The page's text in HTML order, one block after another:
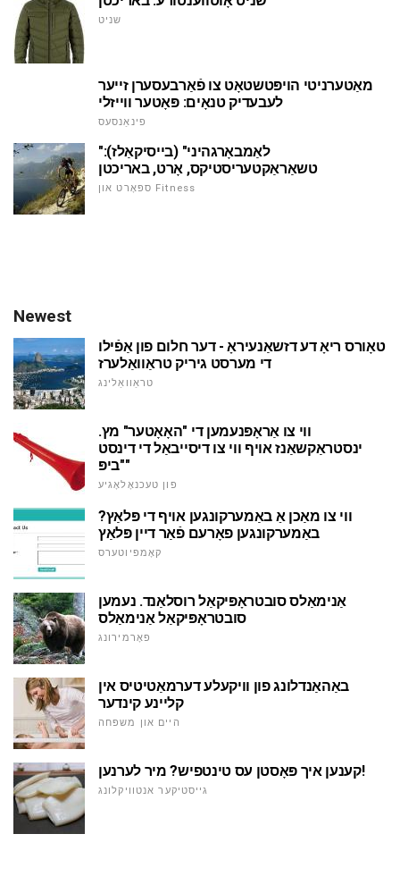
שניט
מאַטערניטי הויפּטשטאָט צו פֿאַרבעסערן זייער
לעבעדיק טנאָים: פּאָטער ווייזלי
פינאַנסעס
"לאַמבאָרגהיני" (בייסיקאַלז):
טשאַראַקטעריסטיקס, אָרט, באריכטן
ספּאָרט און Fitness
Newest
טאָורס ריאָ דע דזשאַנעיראָ - דער חלום פון אַפֿילו
די מערסט גיריק טראַוואַלערז
טראַוואַלינג
ווי צו אַראָפּנעמען די "האָאָטער" מץ.
ינסטראַקשאַנז אויף ווי צו דיסייבאַל די דינסט
"ביפּ"
פון טעכנאָלאָגיע
ווי צו מאַכן אַ באַמערקונגען אויף די פּלאַץ?
באַמערקונגען פאָרעם פֿאַר דיין פּלאַץ
קאָמפּיוטערס
אַנימאַלס סובטראָפּיקאַל רוסלאַנד. נעמען
סובטראָפּיקאַל אַנימאַלס
פאָרמירונג
באַהאַנדלונג פון וויקעלע דערמאַטיטיס אין
קליינע קינדער
היים און משפּחה
קענען איך פּאָסטן עס טינטפיש? מיר לערנען!
גייסטיקער אנטוויקלונג